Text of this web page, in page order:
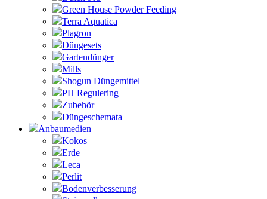
Green House Powder Feeding
Terra Aquatica
Plagron
Düngesets
Gartendünger
Mills
Shogun Düngemittel
PH Regulering
Zubehör
Düngeschemata
Anbaumedien
Kokos
Erde
Leca
Perlit
Bodenverbesserung